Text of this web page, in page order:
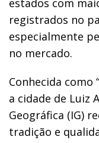
registrados no
especialmente
no mercado.
Conhecida como
a cidade de Luiz
Geográfica (IG)
tradição e